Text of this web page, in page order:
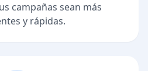
campañas sean más
y rápidas.